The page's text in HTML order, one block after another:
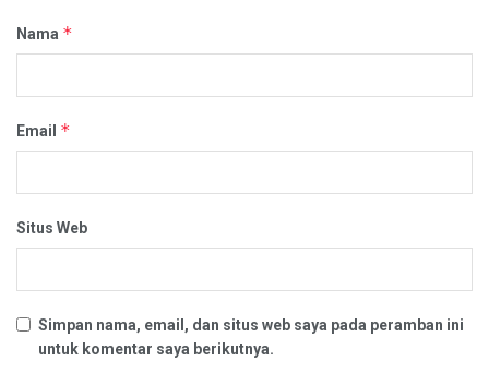
Nama *
Email *
Situs Web
Simpan nama, email, dan situs web saya pada peramban ini
untuk komentar saya berikutnya.